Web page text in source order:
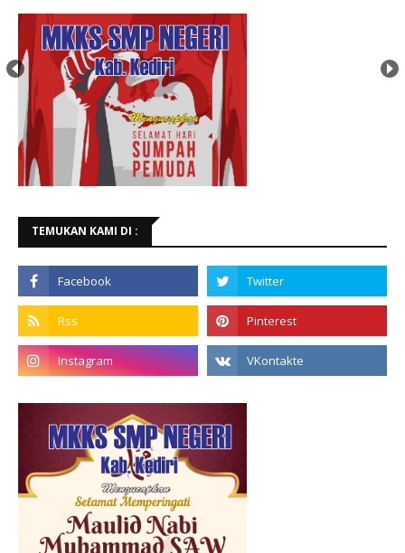
TEMUKAN KAMI DI :